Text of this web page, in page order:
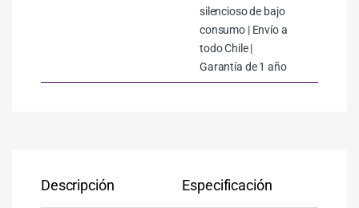
silencioso de bajo
consumo | Envío a
todo Chile |
Garantía de 1 año
Descripción Especificación